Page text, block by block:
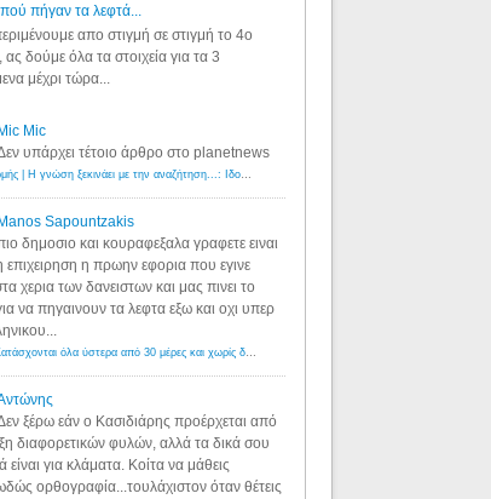
πήγαν τα λεφτά...
απο στιγμή σε στιγμή το 4ο
ας δούμε όλα τα στοιχεία για τα 3
μέχρι τώρα...
Mic Mic
υπάρχει τέτοιο άρθρο στο planetnews
Λόγιος Ερμής | Η γνώση ξεκινάει με την αναζήτηση...: Ιδού οι 18 που χρωστούν 11 δις ευρώ!
Manos Sapountzakis
δημοσιο και κουραφεξαλα γραφετε ειναι
επιχειρηση η πρωην εφορια που εγινε
χερια των δανειστων και μας πινει το
να πηγαινουν τα λεφτα εξω και οχι υπερ
Εφορία: Κατάσχονται όλα ύστερα από 30 μέρες και χωρίς δικαστικές αποφάσεις - Λόγιος Ερμής
ξέρω εάν ο Κασιδιάρης προέρχεται από
διαφορετικών φυλών, αλλά τα δικά σου
είναι για κλάματα. Κοίτα να μάθεις
ορθογραφία...τουλάχιστον όταν θέτεις